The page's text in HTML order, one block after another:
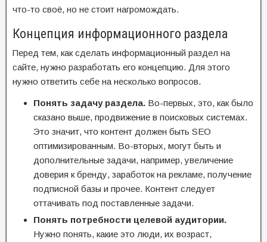
что-то своё, но не стоит нагромождать.
Концепция информационного раздела
Перед тем, как сделать информационный раздел на
сайте, нужно разработать его концепцию. Для этого
нужно ответить себе на несколько вопросов.
Понять задачу раздела. Во-первых, это, как было
сказано выше, продвижение в поисковых системах.
Это значит, что контент должен быть SEO
оптимизированным. Во-вторых, могут быть и
дополнительные задачи, например, увеличение
доверия к бренду, заработок на рекламе, получение
подписной базы и прочее. Контент следует
оттачивать под поставленные задачи.
Понять потребности целевой аудитории.
Нужно понять, какие это люди, их возраст,